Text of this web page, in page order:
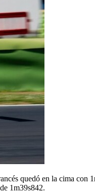
quedó en la cima con
1m39s842.